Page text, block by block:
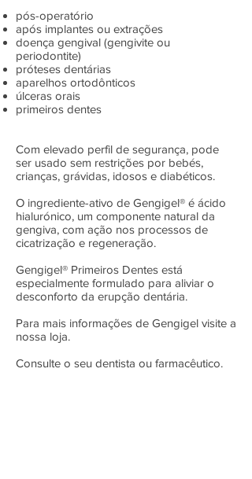
pós-operatório
após implantes ou extrações
doença gengival (gengivite ou
periodontite)
próteses dentárias
aparelhos ortodônticos
úlceras orais
primeiros dentes
Com elevado perfil de segurança, pode
ser usado sem restrições por bebés,
crianças, grávidas, idosos e diabéticos.
O ingrediente-ativo de Gengigel® é ácido
hialurónico, um componente natural da
gengiva, com ação nos processos de
cicatrização e regeneração.
Gengigel® Primeiros Dentes está
especialmente formulado para aliviar o
desconforto da erupção dentária. ​
Para mais informações de Gengigel visite a
nossa loja. ​
Consulte o seu dentista ou farmacêutico.